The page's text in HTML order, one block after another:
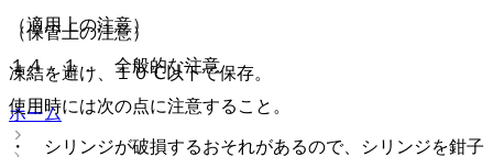
（保管上の注意）
凍結を避け、１０℃以下で保存。
ホーム
（適用上の注意）
１４．１． 全般的な注意
使用時には次の点に注意すること。
・ シリンジが破損するおそれがあるので、シリンジを鉗子